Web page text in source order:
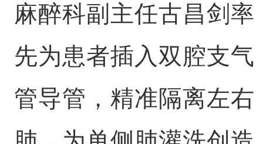
麻醉科副主任古昌剑率
先为患者插入双腔支气
管导管，精准隔离左右